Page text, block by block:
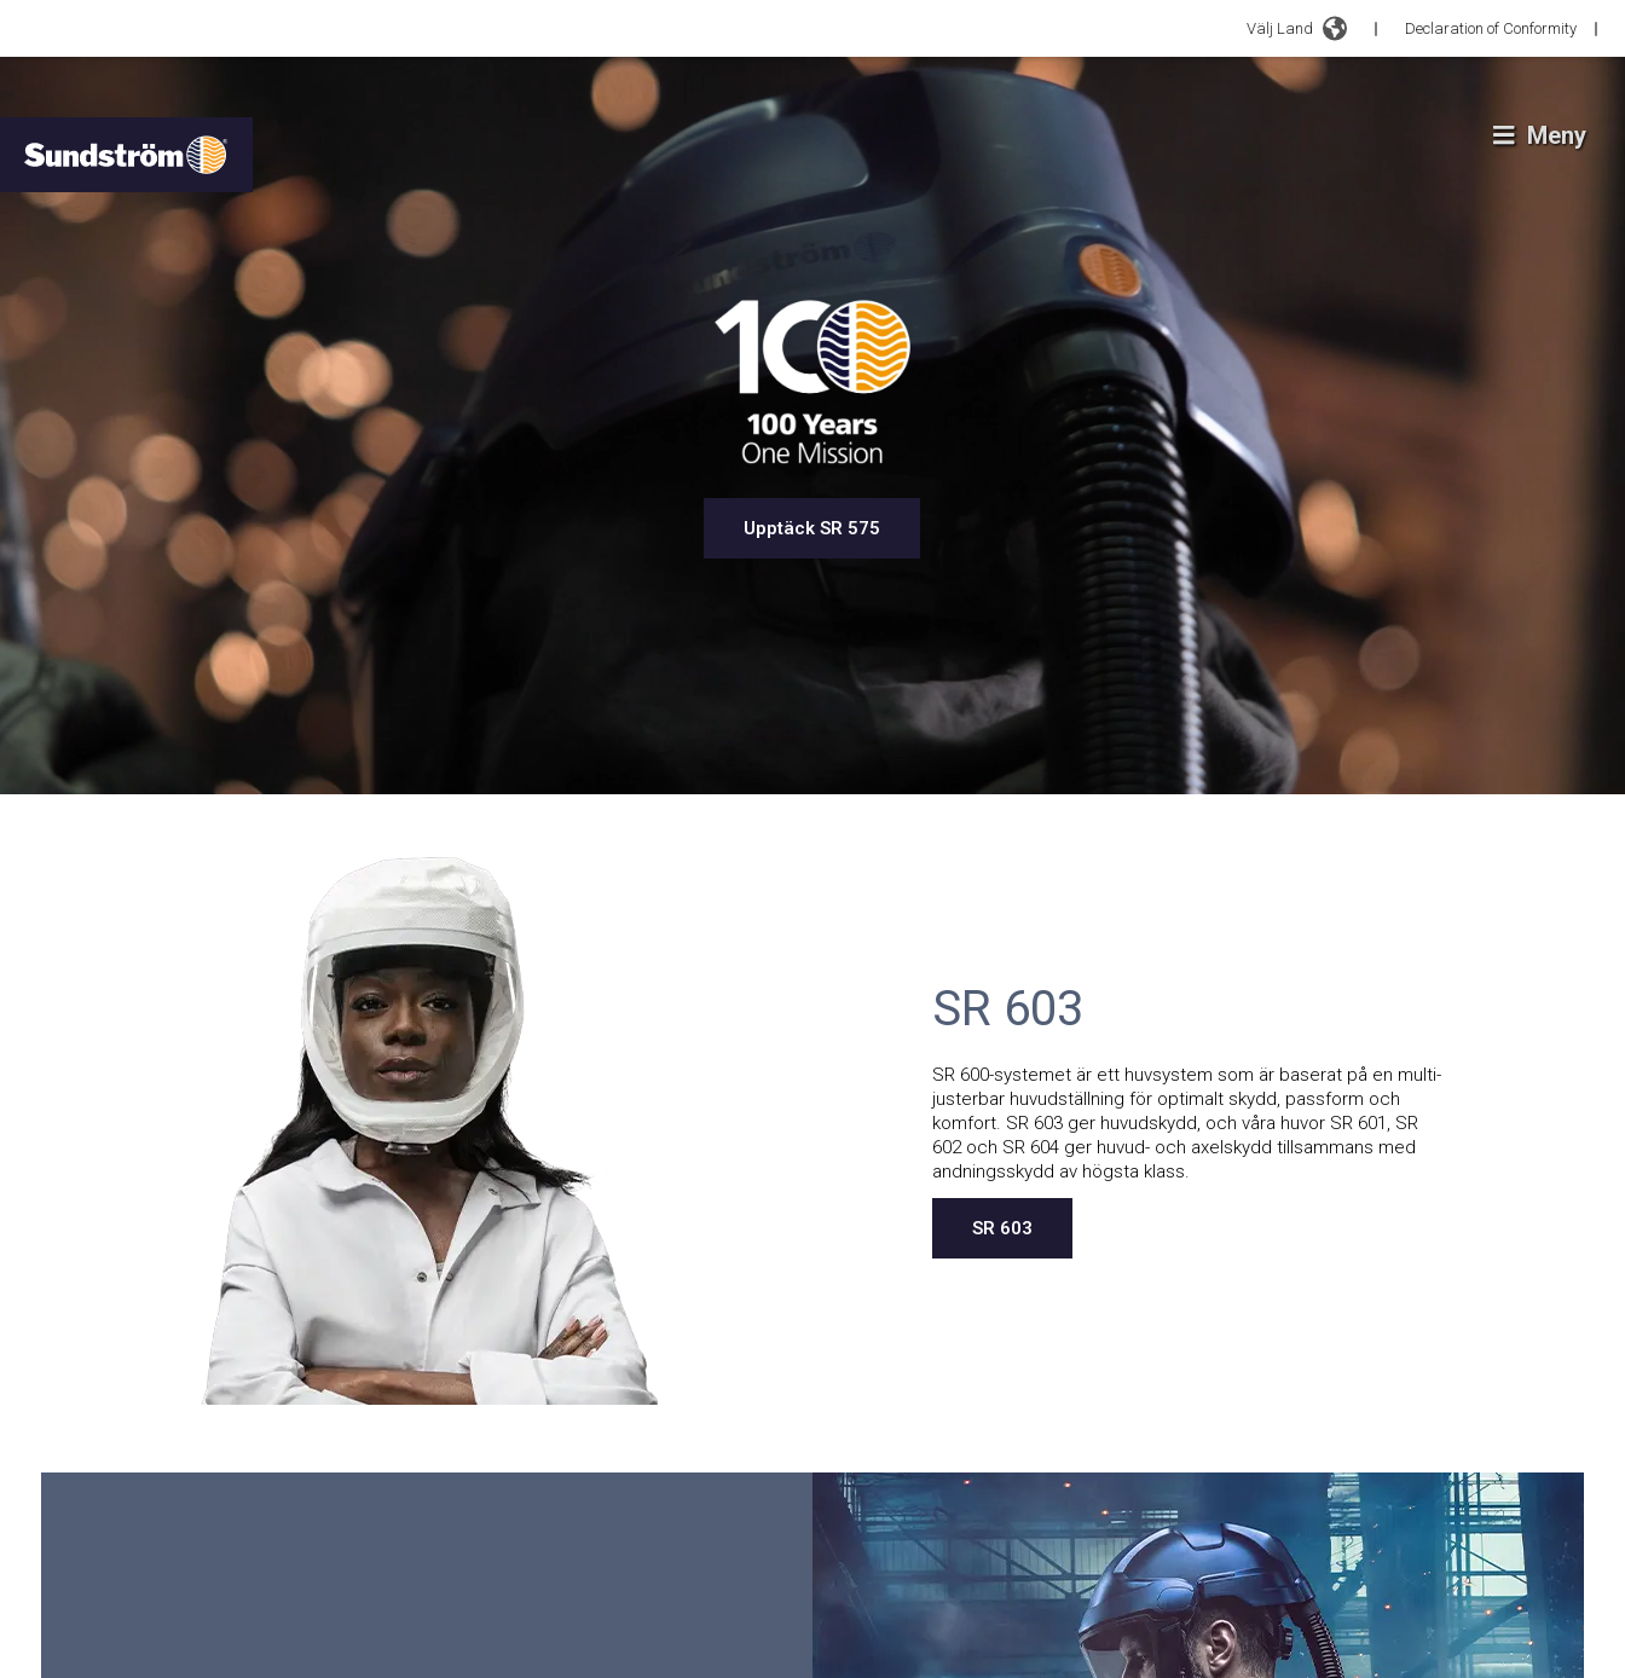
Välj Land Declaration of Conformity
Meny
Upptäck SR 575
SR 603
SR 600-systemet är ett huvsystem som är baserat på en multi-
justerbar huvudställning för optimalt skydd, passform och
komfort. SR 603 ger huvudskydd, och våra huvor SR 601, SR
602 och SR 604 ger huvud- och axelskydd tillsammans med
andningsskydd av högsta klass.
SR 603